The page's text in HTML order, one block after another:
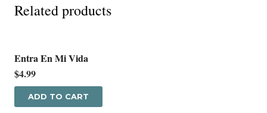
Related products
Entra En Mi Vida
$4.99
ADD TO CART